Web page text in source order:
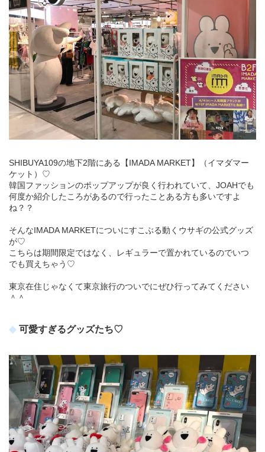
SHIBUYA109の地下2階にある【IMADA MARKET】（イマダマー
ケット）♡
韓国ファッションのポップアップが良く行われていて、JOAHでも
何度か紹介したころがあるので行ったことある方も多いですよ
ね？？
そんなIMADA MARKETについにすこぶる動くウサギの公式グッズ
が♡
こちらは期間限定ではなく、レギュラーで置かれているのでいつ
でも買えちゃう♡
東京在住じゃなくて東京旅行のついでにぜひ行ってみてください
＾＾
可愛すぎるグッズたち♡